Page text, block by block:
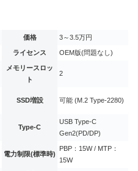
価格 3～3.5万円
ライセンス OEM版(問題なし)
メモリースロッ
ト
2
SSD増設 可能 (M.2 Type-2280)
Type-C
USB Type-C
Gen2(PD/DP)
電力制限(標準時)
PBP：15W / MTP：
15W